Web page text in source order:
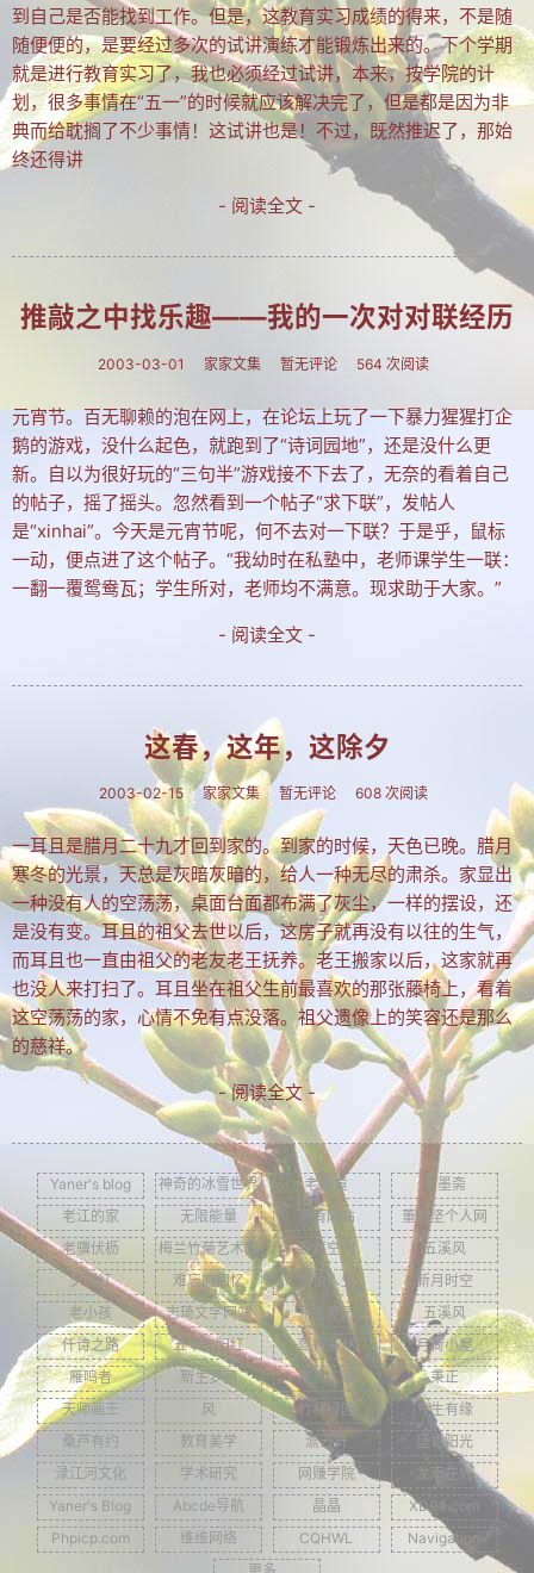
到自己是否能找到工作。但是，这教育实习成绩的得来，不是随
随便便的，是要经过多次的试讲演练才能锻炼出来的。下个学期
就是进行教育实习了，我也必须经过试讲，本来，按学院的计
划，很多事情在“五一”的时候就应该解决完了，但是都是因为非
典而给耽搁了不少事情！这试讲也是！不过，既然推迟了，那始
终还得讲
- 阅读全文 -
推敲之中找乐趣——我的一次对对联经历
2003-03-01 家家文集 暂无评论 564 次阅读
元宵节。百无聊赖的泡在网上，在论坛上玩了一下暴力猩猩打企
鹅的游戏，没什么起色，就跑到了“诗词园地”，还是没什么更
新。自以为很好玩的“三句半”游戏接不下去了，无奈的看着自己
的帖子，摇了摇头。忽然看到一个帖子“求下联”，发帖人
是“xinhai”。今天是元宵节呢，何不去对一下联？于是乎，鼠标
一动，便点进了这个帖子。“我幼时在私塾中，老师课学生一联：
一翻一覆鸳鸯瓦；学生所对，老师均不满意。现求助于大家。”
- 阅读全文 -
这春，这年，这除夕
2003-02-15 家家文集 暂无评论 608 次阅读
一耳且是腊月二十九才回到家的。到家的时候，天色已晚。腊月
寒冬的光景，天总是灰暗灰暗的，给人一种无尽的肃杀。家显出
一种没有人的空荡荡，桌面台面都布满了灰尘，一样的摆设，还
是没有变。耳且的祖父去世以后，这房子就再没有以往的生气，
而耳且也一直由祖父的老友老王抚养。老王搬家以后，这家就再
也没人来打扫了。耳且坐在祖父生前最喜欢的那张藤椅上，看着
这空荡荡的家，心情不免有点没落。祖父遗像上的笑容还是那么
的慈祥。
- 阅读全文 -
Yaner's blog 神奇的冰雪世界 老顽童
润墨斋
老江的家
无限能量 雨荷网站
董为坚个人网
老骥伏枥
梅兰竹菊艺术网 野渡空间
五溪风
夕阳红
难忘的回忆 感悟人生
新月时空
老小孩
志琦文学网站 新生梦园
五溪风
仟诗之路
五十夕阳红 茴香茶林
月荷小屋
雁鸣者
新生梦园 平凡人家
秉正
天师画王
风 竹林绿园
今生有缘
桑芦有约
教育美学 澹云轩
盛世阳光
渌江河文化
学术研究 网赚学院
龙南在线
Yaner's Blog
Abcde导航 晶晶
XD94.com
Phpicp.com
维维网络 CQHWL
Navigation